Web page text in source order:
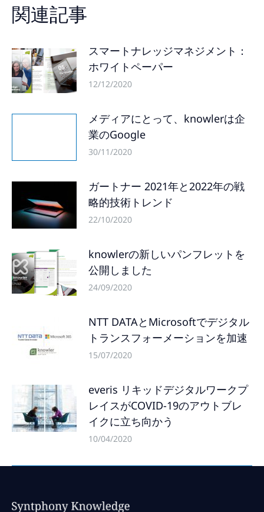
関連記事
スマートナレッジマネジメント：
ホワイトペーパー
12/12/2020
メディアにとって、knowlerは企
業のGoogle
30/11/2020
ガートナー 2021年と2022年の戦
略的技術トレンド
22/10/2020
knowlerの新しいパンフレットを
公開しました
24/09/2020
NTT DATAとMicrosoftでデジタル
トランスフォーメーションを加速
15/07/2020
everis リキッドデジタルワークプ
レイスがCOVID-19のアウトブレ
イクに立ち向かう
10/04/2020